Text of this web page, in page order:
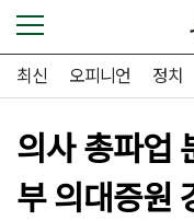
최신 오피니언 정치
의사 총파업
부 의대증원